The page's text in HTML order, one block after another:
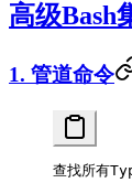
高级Bash
1. 管道命令
查找所有